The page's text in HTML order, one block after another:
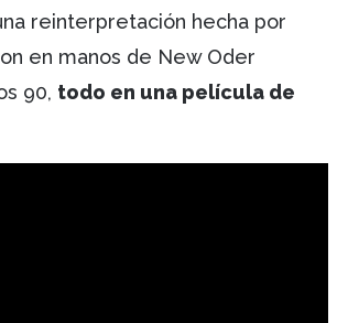
reinterpretación hecha por
en manos de New Oder
90, todo en una película de